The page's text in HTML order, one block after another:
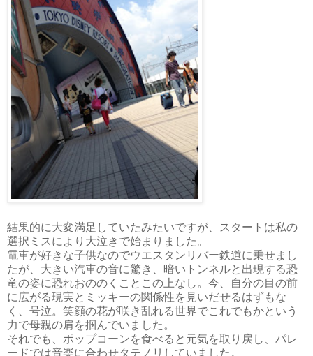
結果的に大変満足していたみたいですが、スタートは私の
選択ミスにより大泣きで始まりました。
電車が好きな子供なのでウエスタンリバー鉄道に乗せまし
たが、大きい汽車の音に驚き、暗いトンネルと出現する恐
竜の姿に恐れおののくことこの上なし。今、自分の目の前
に広がる現実とミッキーの関係性を見いだせるはずもな
く、号泣。笑顔の花が咲き乱れる世界でこれでもかという
力で母親の肩を掴んでいました。
それでも、ポップコーンを食べると元気を取り戻し、パレ
ードでは音楽に合わせタテノリしていました。